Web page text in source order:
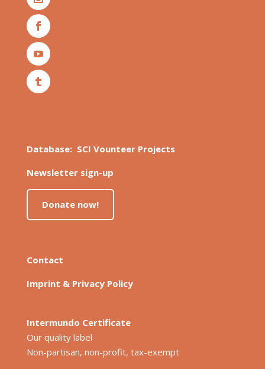
Database: SCI Vounteer Projects
Newsletter sign-up
Donate now!
Contact
Imprint & Privacy Policy
Intermundo Certificate
Our quality label
Non-partisan, non-profit, tax-exempt